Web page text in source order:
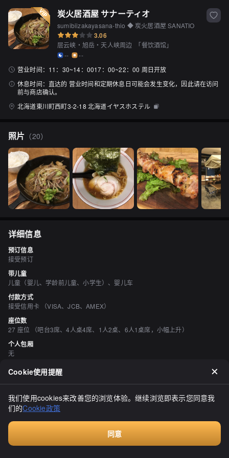
炭火居酒屋 サナーティオ
sumibiizakayasana-thio ◆ 炭火居酒屋 SANATIO
3.06
层云峡・旭岳・天人峡周边 「餐饮酒馆」
--
--
营业时间： 11：30~14：0017：00~22：00 周日开放
休息时间： 直达的 营业时间和定期休息日可能会发生变化，因此请在访问
前与商店确认。
北海道東川町西町3-2-18 北海道イヤスホステル
照片 （20）
详细信息
预订信息
接受预订
带儿童
儿童（婴儿、学龄前儿童、小学生）、婴儿车
付款方式
接受信用卡 （VISA、JCB、AMEX）
座位数
27 座位 （吧台3席、4人桌4席、1人2桌、6人1桌席，小幅上升）
个人包厢
无
吸烟与禁烟
所有座位均禁止吸烟
有 20 单位
空间与设备
有吧台座位、有免费Wi-Fi
有日本清酒、有烧酒、有葡萄酒、有鸡尾酒
Cookie使用提醒
我们使用cookies来改善您的浏览体验。继续浏览即表示您同意我
们的Cookie政策
同意